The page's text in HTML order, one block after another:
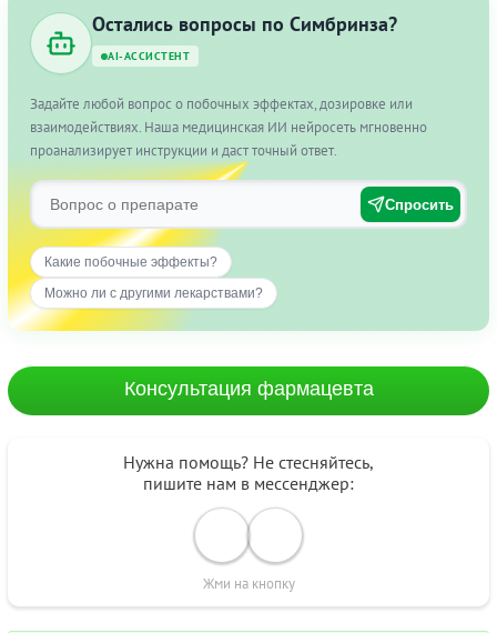
Остались вопросы по Симбринза?
AI-АССИСТЕНТ
Задайте любой вопрос о побочных эффектах, дозировке или
взаимодействиях. Наша медицинская ИИ нейросеть мгновенно
проанализирует инструкции и даст точный ответ.
Спросить
Какие побочные эффекты?
Можно ли с другими лекарствами?
Консультация фармацевта
Нужна помощь? Не стесняйтесь,
пишите нам в мессенджер:
Жми на кнопку